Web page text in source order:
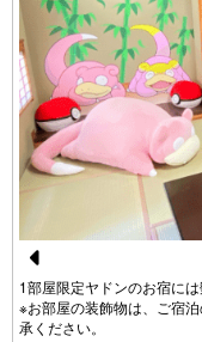
Pr
e
1部屋限定ヤドンのお宿に
※お部屋の装飾物は、ご宿
承ください。